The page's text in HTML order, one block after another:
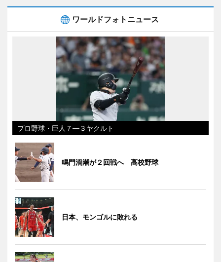
ワールドフォトニュース
プロ野球・巨人７―３ヤクルト
鳴門渦潮が２回戦へ 高校野球
日本、モンゴルに敗れる